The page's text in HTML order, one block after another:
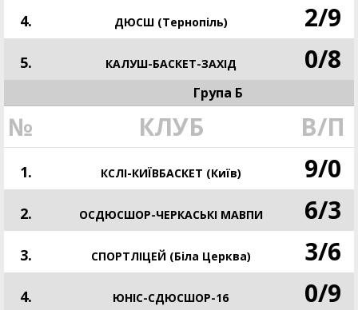
4. ДЮСШ (Тернопіль) 2/9
5. КАЛУШ-БАСКЕТ-ЗАХІД 0/8
Група Б
№ КЛУБ В/П
1. КСЛІ-КИЇВБАСКЕТ (Київ) 9/0
2. ОСДЮСШОР-ЧЕРКАСЬКІ МАВПИ 6/3
3. СПОРТЛІЦЕЙ (Біла Церква) 3/6
4. ЮНІС-СДЮСШОР-16 0/9